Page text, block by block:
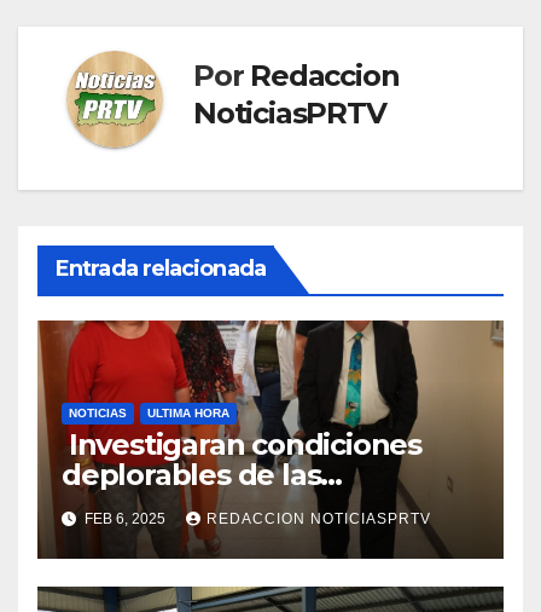
Por Redaccion
NoticiasPRTV
Entrada relacionada
NOTICIAS ULTIMA HORA
Investigaran condiciones
deplorables de las
facilidades el Departamento
de la Salud en Mayagüez
FEB 6, 2025 REDACCION NOTICIASPRTV